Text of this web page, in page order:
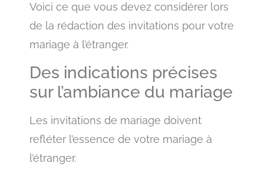
Voici ce que vous devez considérer lors
de la rédaction des invitations pour votre
mariage à l’étranger.
Des indications précises
sur l’ambiance du mariage
Les invitations de mariage doivent
refléter l’essence de votre mariage à
l’étranger.